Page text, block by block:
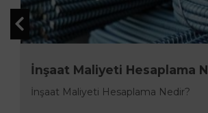
İnşaat Maliyeti Hesaplama
İnşaat Maliyeti Hesaplama Nedir?